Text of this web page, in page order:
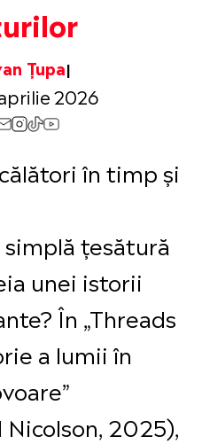
Țupa
2026
în timp și
țesătură
unei istorii
În „Threads
a lumii în
2025),